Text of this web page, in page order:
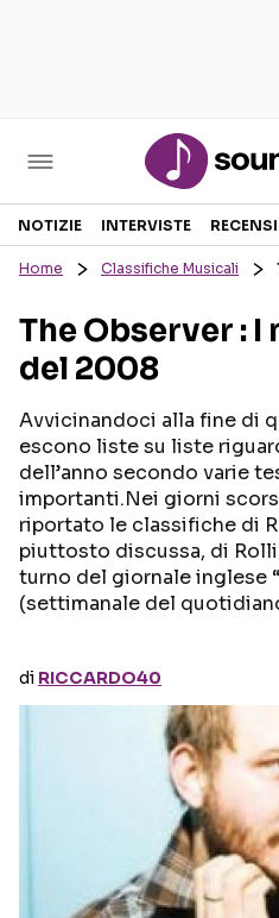
Sezioni
RECENSIONI MUSICALI
INTERVISTE
GOSSIP E CURIOSITÀ
Seguici
NOTIZIE INTERVISTE
Home Classifiche Musicali
The Observer :
del 2008
Avvicinandoci alla fine di
escono liste su liste
dell’anno secondo varie
importanti.Nei giorni
riportato le classifiche di
piuttosto discussa, di
turno del giornale inglese
(settimanale del
di RICCARDO40